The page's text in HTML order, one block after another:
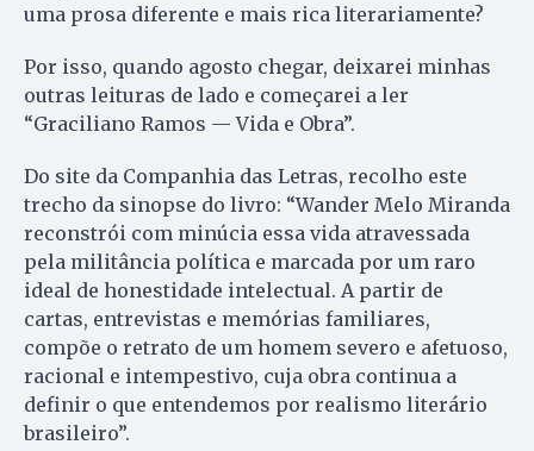
uma prosa diferente e mais rica literariamente?
Por isso, quando agosto chegar, deixarei minhas
outras leituras de lado e começarei a ler
“Graciliano Ramos — Vida e Obra”.
Do site da Companhia das Letras, recolho este
trecho da sinopse do livro: “Wander Melo Miranda
reconstrói com minúcia essa vida atravessada
pela militância política e marcada por um raro
ideal de honestidade intelectual. A partir de
cartas, entrevistas e memórias familiares,
compõe o retrato de um homem severo e afetuoso,
racional e intempestivo, cuja obra continua a
definir o que entendemos por realismo literário
brasileiro”.